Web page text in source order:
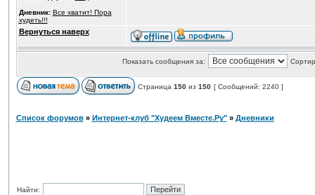
Дневник: Все хватит! Пора
худеть!!!
Вернуться наверх
Показать сообщения за:
Страница 150из 150 [ Сообщений: 2240 ]
Список форумов» Интернет-клуб "Худеем Вместе.Ру"» Дневники
Найти: